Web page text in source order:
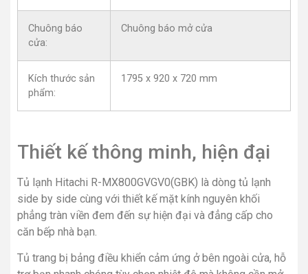
Chuông báo
cửa:
Chuông báo mở cửa
Kích thước sản
phẩm:
1795 x 920 x 720 mm
Thiết kế thông minh, hiện đại
Tủ lạnh Hitachi R-MX800GVGV0(GBK) là dòng tủ lạnh
side by side cùng với thiết kế mặt kính nguyên khối
phẳng tràn viền đem đến sự hiện đại và đẳng cấp cho
căn bếp nhà bạn.
Tủ trang bị bảng điều khiển cảm ứng ở bên ngoài cửa, hỗ